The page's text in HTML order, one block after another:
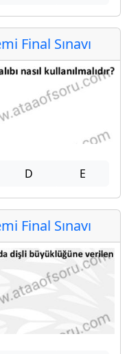
Final Sınavı
D E
Final Sınavı